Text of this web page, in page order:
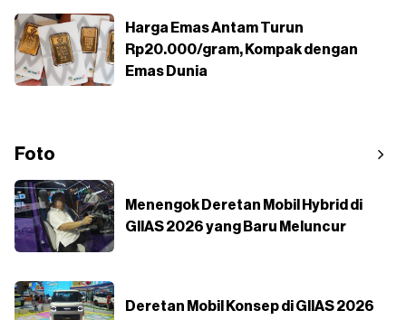
Harga Emas Antam Turun
Rp20.000/gram, Kompak dengan
Emas Dunia
Foto
Menengok Deretan Mobil Hybrid di
GIIAS 2026 yang Baru Meluncur
Deretan Mobil Konsep di GIIAS 2026